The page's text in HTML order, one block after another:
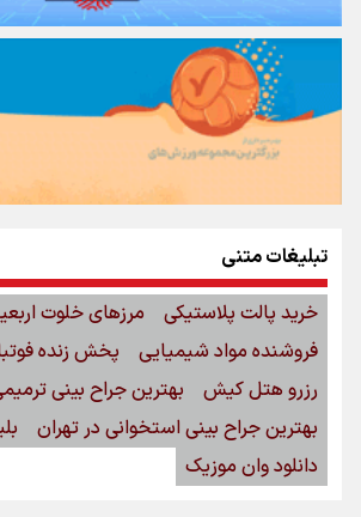
تبلیغات متنی
خرید پالت پلاستیکی
مرزهای خلوت
فروشنده مواد شیمیایی
پخش زنده
رزرو هتل کیش
بهترین جراح بینی
بهترین جراح بینی استخوانی در تهران
دانلود وان موزیک